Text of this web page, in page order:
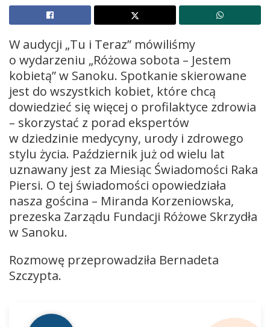
W audycji „Tu i Teraz” mówiliśmy
o wydarzeniu „Różowa sobota – Jestem
kobietą” w Sanoku. Spotkanie skierowane
jest do wszystkich kobiet, które chcą
dowiedzieć się więcej o profilaktyce zdrowia
– skorzystać z porad ekspertów
w dziedzinie medycyny, urody i zdrowego
stylu życia. Październik już od wielu lat
uznawany jest za Miesiąc Świadomości Raka
Piersi. O tej świadomości opowiedziała
nasza gościna – Miranda Korzeniowska,
prezeska Zarządu Fundacji Różowe Skrzydła
w Sanoku.
Rozmowę przeprowadziła Bernadeta
Szczypta.
plików